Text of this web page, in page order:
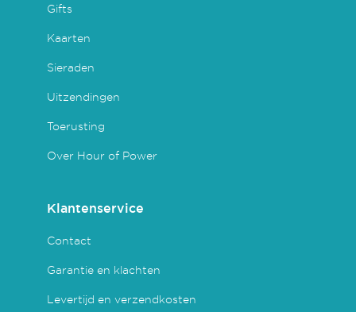
Gifts
Kaarten
Sieraden
Uitzendingen
Toerusting
Over Hour of Power
Klantenservice
Contact
Garantie en klachten
Levertijd en verzendkosten